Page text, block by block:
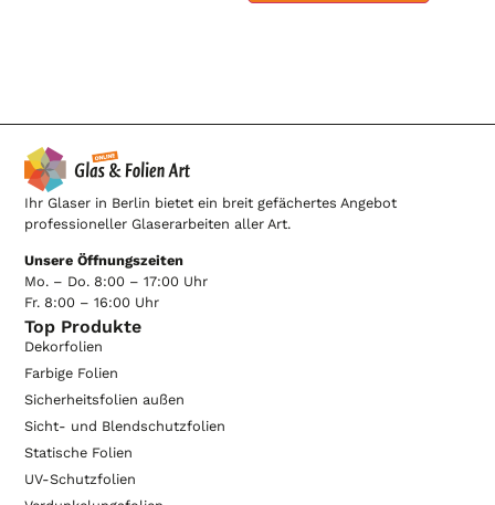
Ihr Glaser in Berlin bietet ein breit gefächertes Angebot
professioneller Glaserarbeiten aller Art.
Unsere Öffnungszeiten
Mo. – Do. 8:00 – 17:00 Uhr
Fr. 8:00 – 16:00 Uhr
Top Produkte
Dekorfolien
Farbige Folien
Sicherheitsfolien außen
Sicht- und Blendschutzfolien
Statische Folien
UV-Schutzfolien